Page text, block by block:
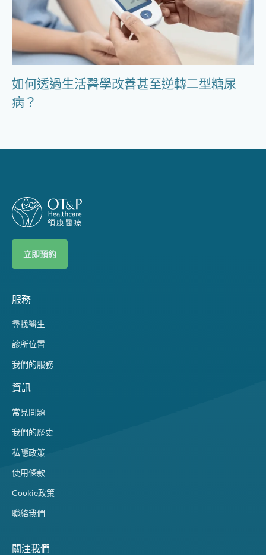
如何透過生活醫學改善甚至逆轉二型糖尿
病？
立即預約
服務
尋找醫生
診所位置
我們的服務
資訊
常見問題
我們的歷史
私隱政策
使用條款
Cookie政策
聯絡我們
關注我們